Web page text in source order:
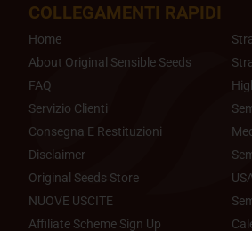
COLLEGAMENTI RAPIDI
Home
About Original Sensible Seeds
FAQ
Servizio Clienti
Consegna E Restituzioni
Disclaimer
Original Seeds Store
NUOVE USCITE
Affiliate Scheme Sign Up